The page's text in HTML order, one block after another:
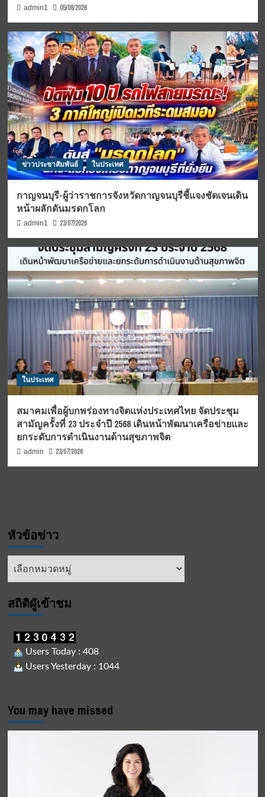
admin1 05/08/2026
ข่าวประชาสัมพันธ์ ในประเทศ
กาญจนบุรี-ผู้ว่าราชการจังหวัดกาญจนบุรีชี้แจงชัดเจนเดิน
หน้าผลักดันมรดกโลก
admin1 23/07/2026
ในประเทศ
สมาคมเพื่อผู้บกพร่องทางจิตแห่งประเทศไทย จัดประชุม
สามัญครั้งที่ 23 ประจำปี 2568 เดินหน้าพัฒนาเครือข่ายและ
ยกระดับการดำเนินงานด้านสุขภาพจิต
admin 23/07/2026
หัวข้อข่าว
หัวข้อ
สถิติผูัเข้าชม
Users Today : 408
Users Yesterday : 1044
You may have missed